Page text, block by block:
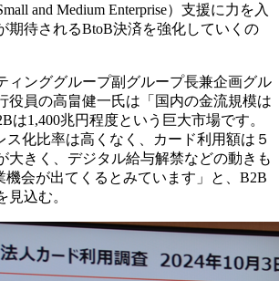
and Medium Enterprise）支援に力を入
期待されるBtoB決済を強化していくの
ィンググループ副グループ長兼企画グル
役員の高畠健一氏は「国内の金流規模は
は1,400兆円程度という巨大市場です。
ス化比率は高くなく、カード利用額は５
大きく、デジタル給与解禁などの動きも
機会が出てくるとみています」と、B2B
見込む。